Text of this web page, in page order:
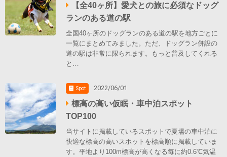
【全40ヶ所】愛犬との旅に必須なドッグ
ランのある道の駅
全国40ヶ所のドッグランのある道の駅を地方ごとに
一覧にまとめてみました。ただ、ドッグラン併設の
道の駅は非常に限られます。もっと普及してくれる
と…
Spot 2022/06/01
標高の高い仮眠・車中泊スポット
TOP100
当サイトに掲載しているスポットで夏場の車中泊に
快適な標高の高いスポットを標高順に掲載していま
す。平地より100m標高が高くなる毎に約0.6℃気温